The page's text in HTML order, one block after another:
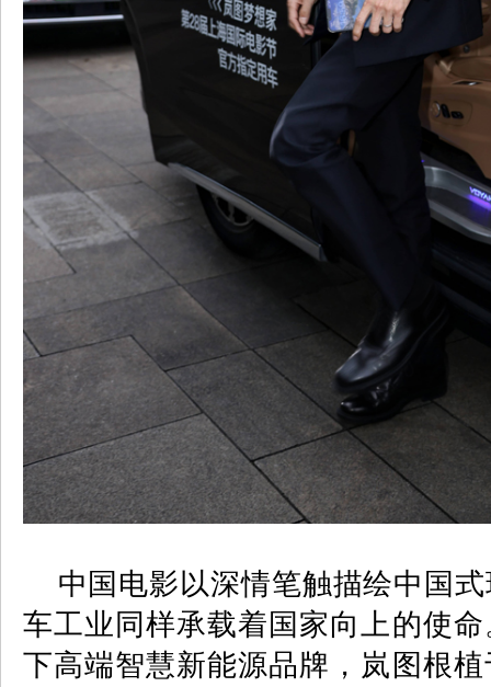
中国电影以深情笔触描绘中国式
车工业同样承载着国家向上的使
下高端智慧新能源品牌，岚图根